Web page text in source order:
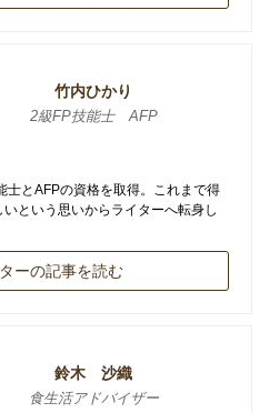
竹内ひかり
2級FP技能士 AFP
士とAFPの資格を取得。これまで得
という思いからライターへ転身し
ーの記事を読む
鈴木 沙織
食生活アドバイザー